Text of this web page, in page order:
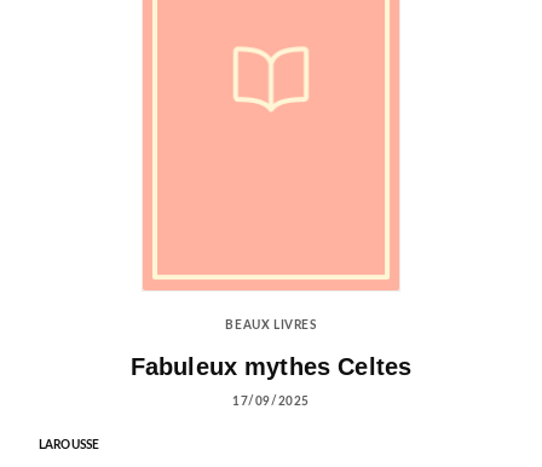
BEAUX LIVRES
Fabuleux mythes Celtes
17/09/2025
LAROUSSE